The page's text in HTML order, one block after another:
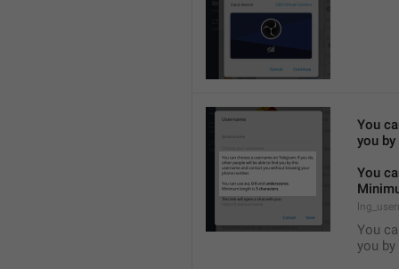
You
you
You
You
you